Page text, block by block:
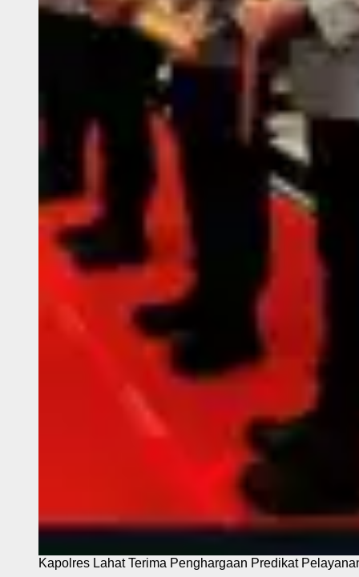
Kapolres Lahat Terima Penghargaan Predikat